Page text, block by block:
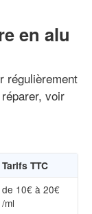
en alu
régulièrement
voir
Tarifs TTC
de 10€ à 20€
/ml